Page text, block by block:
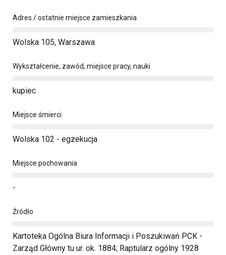
Adres / ostatnie miejsce zamieszkania
Wolska 105, Warszawa
Wykształcenie, zawód, miejsce pracy, nauki
kupiec
Miejsce śmierci
Wolska 102 - egzekucja
Miejsce pochowania
-
Źródło
Kartoteka Ogólna Biura Informacji i Poszukiwań PCK -
Zarząd Główny tu ur. ok. 1884; Raptularz ogólny 1928